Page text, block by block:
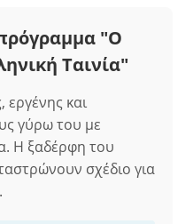
"Ο
Ταινία"
και
γύρω του με
Η ξαδέρφη του
σχέδιο για